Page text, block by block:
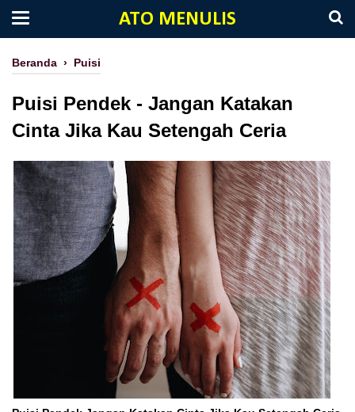
ATO MENULIS
Beranda › Puisi
Puisi Pendek - Jangan Katakan
Cinta Jika Kau Setengah Ceria